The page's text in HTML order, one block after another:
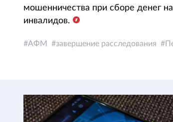
мошенничества при сборе денег
инвалидов.
АФМ завершение расследования